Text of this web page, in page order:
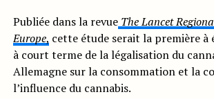
Publiée dans la revue The Lancet
Europe, cette étude serait la première à
à court terme de la légalisation du
Allemagne sur la consommation et la
l’influence du cannabis.